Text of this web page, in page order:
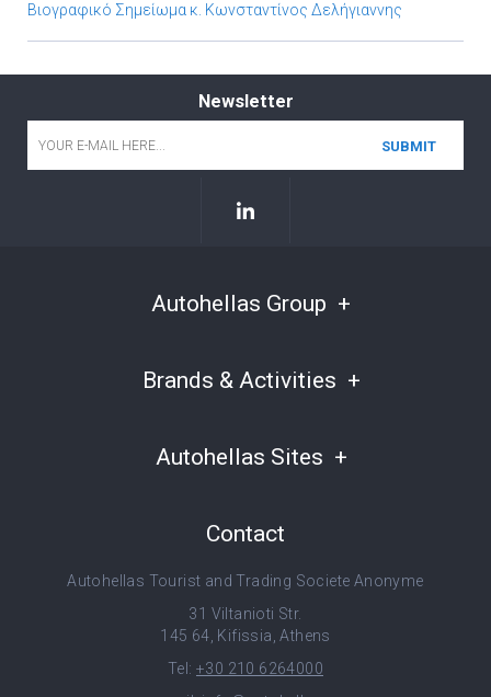
Βιογραφικό Σημείωμα κ. Κωνσταντίνος Δελήγιαννης
Newsletter
Autohellas Group
Brands & Activities
Autohellas Sites
Contact
Autohellas Tourist and Trading Societe Anonyme
31 Viltanioti Str.
145 64, Kifissia, Athens
Tel: +30 210 6264000